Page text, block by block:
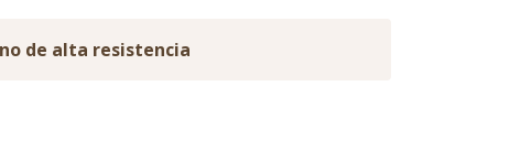
de alta resistencia